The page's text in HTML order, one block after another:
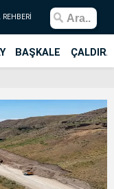
REHBERİ
BAŞKALE